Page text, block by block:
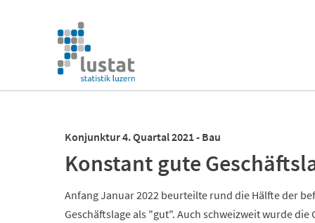
überspringen
Navigation
überspringen
Konjunktur 4. Quartal 2021 - Bau
Konstant gute
Anfang Januar 2022 beurteilte rund die Hälfte der
Geschäftslage als "gut". Auch schweizweit wurde